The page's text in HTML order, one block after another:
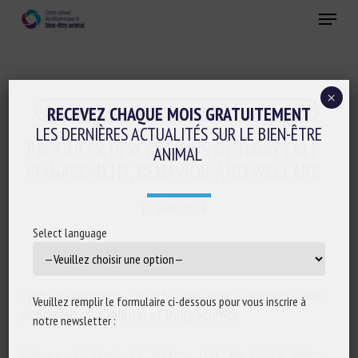
Menu
Conduite d'élevage et relations humain-animal
PRODUCER PERCEPTIONS OF DAIRY CALF
Type de document : article scientifique disponible avant
publication dans
Journal of Dairy Science
RECEVEZ CHAQUE MOIS GRATUITEMENT
LES DERNIÈRES ACTUALITÉS SUR LE BIEN-ÊTRE
ANIMAL
Select language
Veuillez remplir le formulaire ci-dessous pour vous inscrire à
notre newsletter :
×